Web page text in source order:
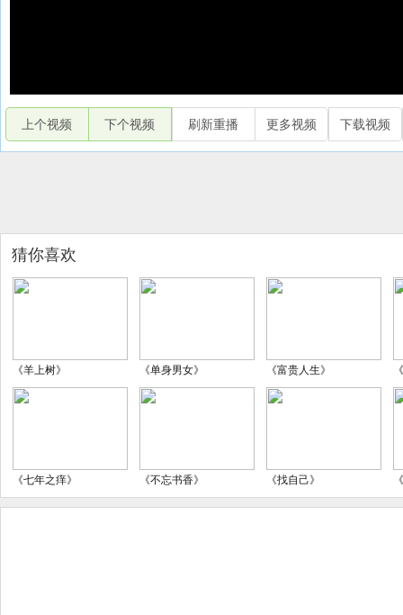
上个视频 下个视频 刷新重播 更多视频 下载视频
猜你喜欢
《羊上树》 《单身男女》 《富贵人生》
《七年之痒》 《不忘书香》 《找自己》